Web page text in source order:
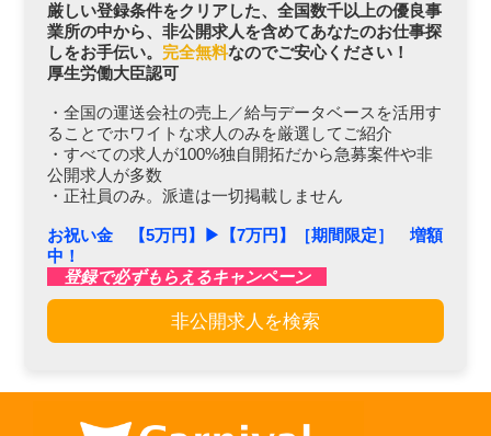
厳しい登録条件をクリアした、全国数千以上の優良事
業所の中から、非公開求人を含めてあなたのお仕事探
しをお手伝い。 完全無料なのでご安心ください！
厚生労働大臣認可
・全国の運送会社の売上／給与データベースを活用す
ることでホワイトな求人のみを厳選してご紹介
・すべての求人が100%独自開拓だから急募案件や非
公開求人が多数
・正社員のみ。派遣は一切掲載しません
お祝い金 【5万円】▶︎【7万円】［期間限定］ 増額
中！
登録で必ずもらえるキャンペーン
非公開求人を検索